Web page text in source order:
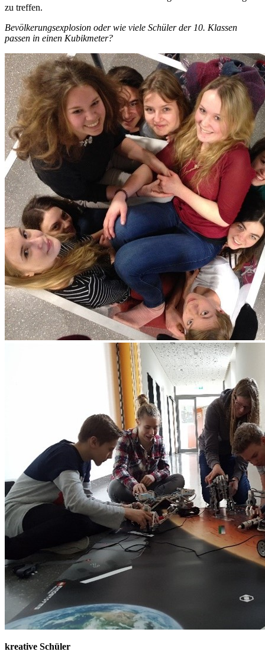
zu treffen.
Bevölkerungsexplosion oder wie viele Schüler der 10. Klassen
passen in einen Kubikmeter?
kreative Schüler